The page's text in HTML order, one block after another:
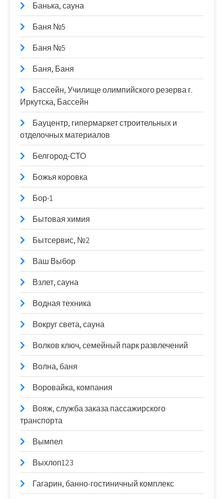
Банька, сауна
Баня №5
Баня №5
Баня, Баня
Бассейн, Училище олимпийского резерва г.
Иркутска, Бассейн
Бауцентр, гипермаркет строительных и
отделочных материалов
Белгород-СТО
Божья коровка
Бор-1
Бытовая химия
Бытсервис, №2
Ваш Выбор
Взлет, сауна
Водная техника
Вокруг света, сауна
Волков ключ, семейный парк развлечений
Волна, баня
Воровайка, компания
Вояж, служба заказа пассажирского
транспорта
Вымпел
Выхлоп123
Гагарин, банно-гостиничный комплекс